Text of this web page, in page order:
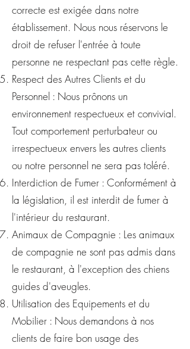
correcte est exigée dans notre
établissement. Nous nous réservons le
droit de refuser l'entrée à toute
personne ne respectant pas cette règle.
Respect des Autres Clients et du
Personnel : Nous prônons un
environnement respectueux et convivial.
Tout comportement perturbateur ou
irrespectueux envers les autres clients
ou notre personnel ne sera pas toléré.
Interdiction de Fumer : Conformément à
la législation, il est interdit de fumer à
l'intérieur du restaurant.
Animaux de Compagnie : Les animaux
de compagnie ne sont pas admis dans
le restaurant, à l'exception des chiens
guides d'aveugles.
Utilisation des Equipements et du
Mobilier : Nous demandons à nos
clients de faire bon usage des